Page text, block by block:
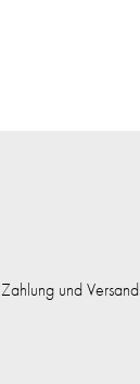
Zahlung und Versand